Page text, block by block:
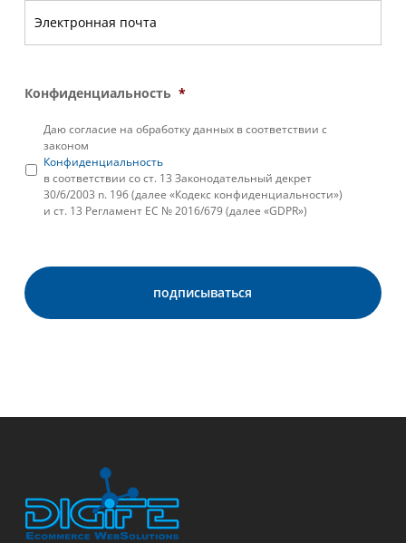
Конфиденциальность *
Даю согласие на обработку данных в соответствии с
законом
Конфиденциальность
в соответствии со ст. 13 Законодательный декрет
30/6/2003 n. 196 (далее «Кодекс конфиденциальности»)
и ст. 13 Регламент ЕС № 2016/679 (далее «GDPR»)